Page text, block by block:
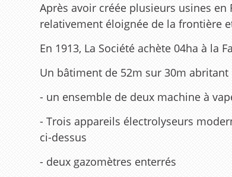
Après avoir créée plusieurs usines en
relativement éloignée de la frontière
En 1913, La Société achète 04ha à la
Un bâtiment de 52m sur 30m
- un ensemble de deux machine à
- Trois appareils électrolyseurs
ci-dessus
- deux gazomètres enterrés